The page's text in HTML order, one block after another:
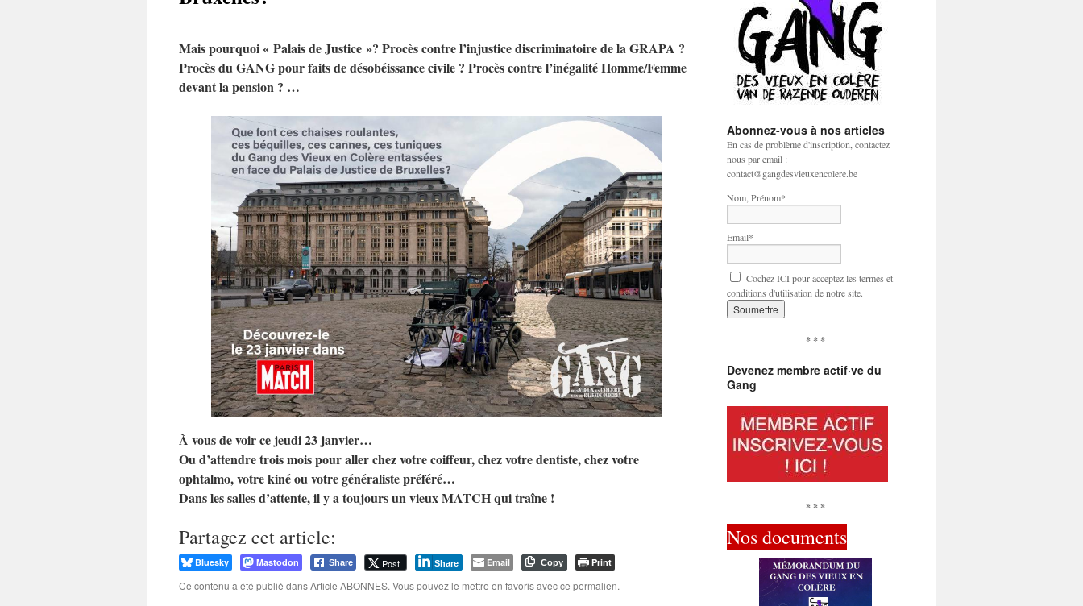
Mais pourquoi « Palais de Justice »? Procès contre l’injustice discriminatoire de la GRAPA ?
Procès du GANG pour faits de désobéissance civile ? Procès contre l’inégalité Homme/Femme
devant la pension ? …
À vous de voir ce jeudi 23 janvier…
Ou d’attendre trois mois pour aller chez votre coiffeur, chez votre dentiste, chez votre
ophtalmo, votre kiné ou votre généraliste préféré…
Dans les salles d’attente, il y a toujours un vieux MATCH qui traîne !
Partagez cet article:
Bluesky Mastodon Share Post Share Email Copy Print
Ce contenu a été publié dansArticle ABONNES. Vous pouvez le mettre en favoris avecce permalien.
Abonnez-vous à nos articles
En cas de problème d'inscription, contactez
nous par email :
contact@gangdesvieuxencolere.be
Nom, Prénom*
Email*
Cochez ICI pour acceptez les termes et
conditions d'utilisation de notre site.
* * *
Devenez membre actif·ve du
Gang
* * *
Nos documents